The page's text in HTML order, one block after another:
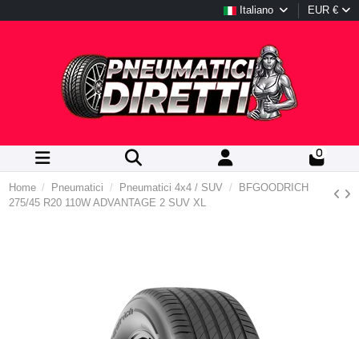
Italiano EUR €
0
Home Pneumatici Pneumatici 4x4 / SUV
BFGOODRICH
275/45 R20 110W ADVANTAGE 2 SUV XL